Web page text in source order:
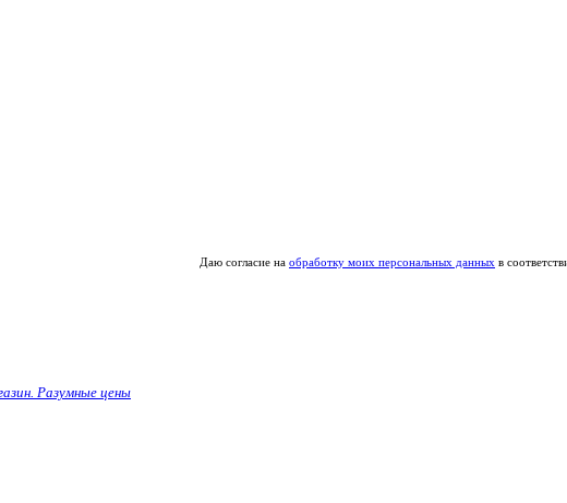
Даю согласие на обработку моих персональных данных в
Разумные цены